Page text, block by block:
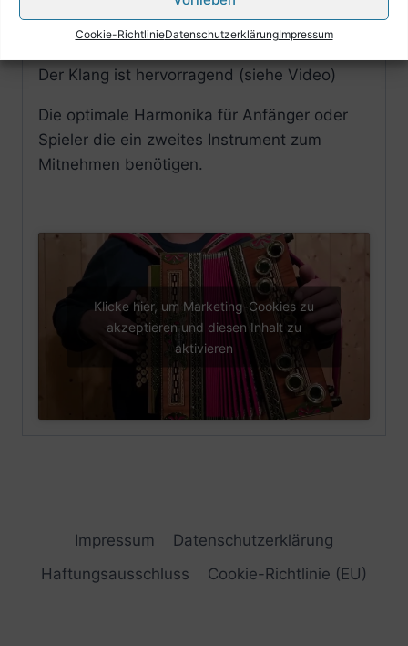
Cookie-RichtlinieDatenschutzerklärungImpressum
Die Harmonika ist optisch als auch technisch
in einem sehr guten Zustand (siehe Bilder)
Der Klang ist hervorragend (siehe Video)
Die optimale Harmonika für Anfänger oder
Spieler die ein zweites Instrument zum
Mitnehmen benötigen.
Klicke hier, um Marketing-Cookies zu
akzeptieren und diesen Inhalt zu
aktivieren
Impressum
Datenschutzerklärung
Haftungsausschluss
Cookie-Richtlinie (EU)